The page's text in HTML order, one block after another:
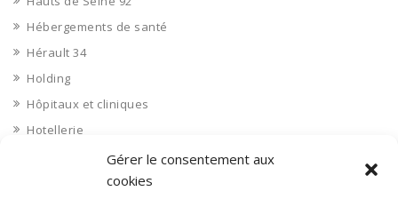
Gérer le consentement aux
cookies
Hébergements de santé
Hérault 34
Holding
Hôpitaux et cliniques
Hotellerie
Ille et Vilaine 35